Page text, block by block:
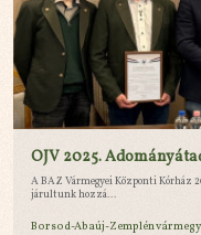
OJV 2025.
A BAZ Vármegyei Központi Kórház
járultunk hozzá...
Borsod-Abaúj-Zemplén